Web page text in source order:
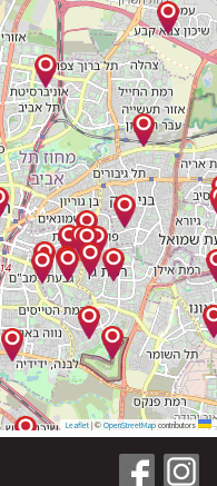
|©OpenStreetMap